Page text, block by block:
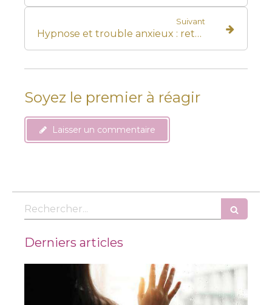
Suivant
Hypnose et trouble anxieux : retrouver un équilibre intérieur
Soyez le premier à réagir
Laisser un commentaire
Rechercher
Derniers articles